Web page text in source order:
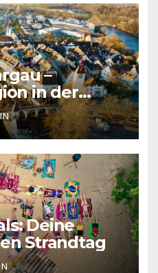
–
in der
Deine
Strandtag